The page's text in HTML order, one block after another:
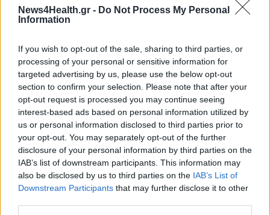
News4Health.gr - Do Not Process My Personal
Information
If you wish to opt-out of the sale, sharing to third parties, or
processing of your personal or sensitive information for
targeted advertising by us, please use the below opt-out
section to confirm your selection. Please note that after your
opt-out request is processed you may continue seeing
interest-based ads based on personal information utilized by
us or personal information disclosed to third parties prior to
your opt-out. You may separately opt-out of the further
disclosure of your personal information by third parties on the
IAB’s list of downstream participants. This information may
also be disclosed by us to third parties on the IAB’s List of
Downstream Participants that may further disclose it to other
Κορονοϊός: Γιατροί ιδιωτικών
κλινικών στη μάχη κατά του
κορονοϊού
09 Δεκεμβρίου 2020
ΣΧΕΤΙΚΑ ΑΡΘΡΑ